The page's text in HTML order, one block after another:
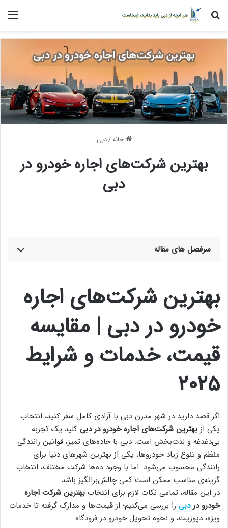
جستجو برای
خانه/دبی
بهترین شرکت‌های اجاره خودرو در
دبی
سرفصل های مقاله
بهترین شرکت‌های اجاره
خودرو در دبی | مقایسه
قیمت، خدمات و شرایط
۲۰۲۵
اگر قصد دارید در شهر مدرن دبی با آزادی کامل سفر کنید، انتخاب
یکی از بهترین شرکت‌های اجاره خودرو در دبی کلید یک تجربه
بی‌دغدغه و لذت‌بخش است. دبی با جاده‌های تمیز، قوانین رانندگی
منظم و تنوع زیاد خودروها، یکی از بهترین شهرهای دنیا برای
رانندگی محسوب می‌شود. اما با وجود ده‌ها شرکت مختلف، انتخاب
گزینه‌ی مناسب ممکن است کمی چالش‌برانگیز باشد.
در این مقاله، تمامی نکات لازم برای انتخاب بهترین شرکت اجاره
خودرو دردبی را بررسی می‌کنیم؛ از قیمت‌ها و مدارک گرفته تا خدمات
ویژه، دپوزیت، و نحوه تحویل خودرو در فرودگاه.